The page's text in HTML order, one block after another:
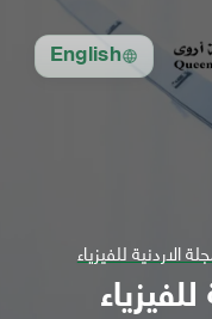
English
الاردنية للفيزياء